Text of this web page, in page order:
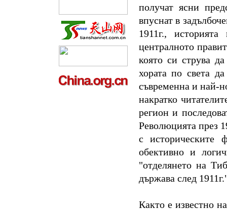
получат ясни
впуснат в
1911г.,
централното
която си струва
хората по света
съвременна и най-
накратко
регион и
Революцията през
с историческите
обективно и
"отделянето на
държава след
Както е известно